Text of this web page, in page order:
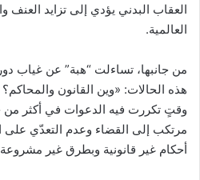
العقاب البدني يؤدي إلى تزايد العنف
العالمية.
من جانبها، تساءلت “هبة” عن غياب
هذه الحالات: «وين القانون
وقتٍ تكررت فيه الدعوات في أكثر من
مرتكب إلى القضاء وعدم التعدّي على
أحكام غير قانونية وبطرق غير